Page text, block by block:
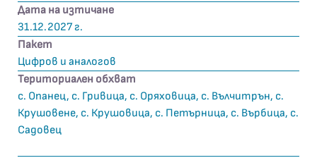
Дата на изтичане
31.12.2027 г.
Пакет
Цифров и аналогов
Териториален обхват
с. Опанец, с. Гривица, с. Оряховица, с. Вълчитрън, с.
Крушовене, с. Крушовица, с. Петърница, с. Върбица, с.
Садовец